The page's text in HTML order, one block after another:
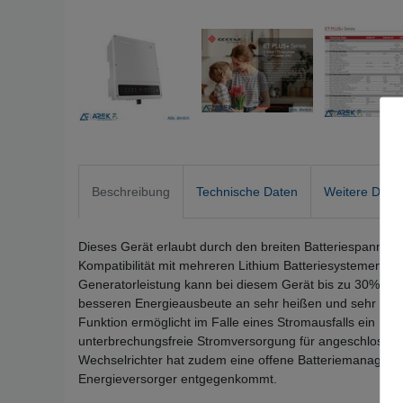
Beschreibung Technische Daten Weitere
Dieses Gerät erlaubt durch den breiten
Kompatibilität mit mehreren Lithium Batteriesystemen
Generatorleistung kann bei diesem Gerät bis zu 30%
besseren Energieausbeute an sehr heißen und sehr
Funktion ermöglicht im Falle eines Stromausfalls ein
unterbrechungsfreie Stromversorgung für
Wechselrichter hat zudem eine offene
Energieversorger entgegenkommt.